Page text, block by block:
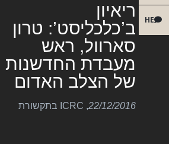
HE
ריאיון
ב’כלכליסט’: טרון
סארוול, ראש
מעבדת החדשנות
של הצלב האדום
22/12/2016
, ICRC בתקשורת